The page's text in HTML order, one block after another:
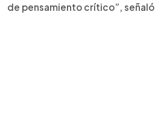
de pensamiento crítico”, señaló.